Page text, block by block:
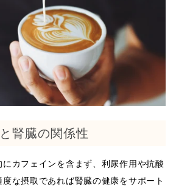
腎臓の関係性
カフェインを含まず、利尿作用や抗酸
な摂取であれば腎臓の健康をサポート